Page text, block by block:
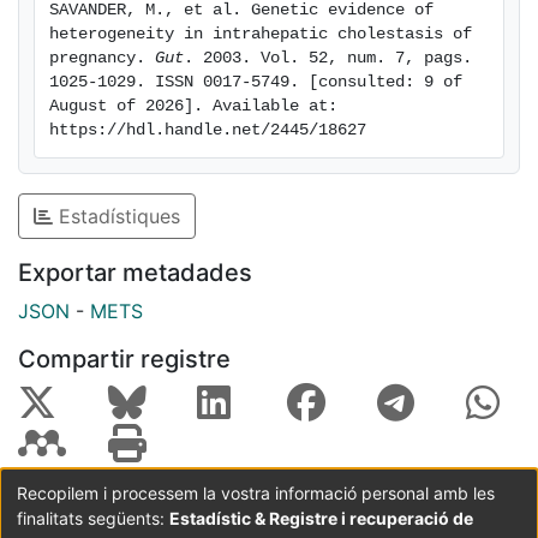
Conclusions: These results support the hypothesis that
the aetiology of ICP is heterogeneous and that ICP is
due to a genetic predisposition in a proportion of
patients. The results of molecular genetic analysis
further suggest that the previously identified three
cholestasis genes are not likely to be implicated in
these Finnish ICP families with dominant inheritance.
SAVANDER, M., et al. Genetic evidence of
heterogeneity in intrahepatic cholestasis of
pregnancy. Gut . 2003. Vol. 52, num. 7, pags.
1025-1029. ISSN 0017-5749. [consulted: 9 of
August of 2026]. Available at:
https://hdl.handle.net/2445/18627
Estadístiques
Exportar metadades
JSON - METS
Compartir registre
Coordinació:CRAI UB Avís legal
Metadades
Recopilem i processem la vostra informació personal amb les
finalitats següents: Estadístic & Registre i recuperació de